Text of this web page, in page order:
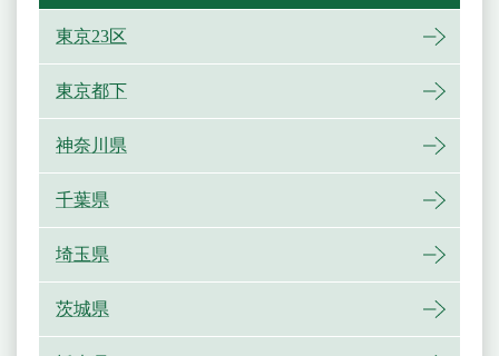
東京23区
東京都下
神奈川県
千葉県
埼玉県
茨城県